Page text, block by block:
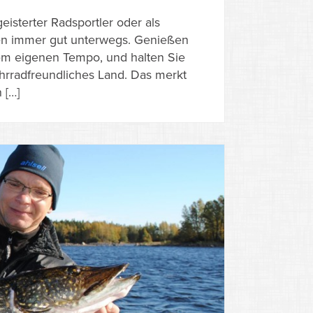
Radsportler oder als
immer gut unterwegs. Genießen
eigenen Tempo, und halten Sie
Land. Das merkt
[…]